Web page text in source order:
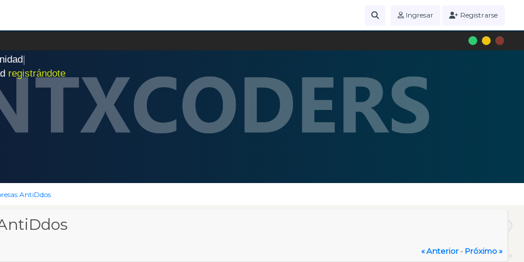
Ingresar Registrarse
nidad|
registrándote
AntiDdos
« Anterior- Próximo »